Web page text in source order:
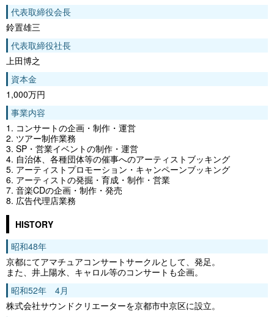
代表取締役会長
鈴置雄三
代表取締役社長
上田博之
資本金
1,000万円
事業内容
コンサートの企画・制作・運営
ツアー制作業務
SP・営業イベントの制作・運営
自治体、各種団体等の催事へのアーティストブッキング
アーティストプロモーション・キャンペーンブッキング
アーティストの発掘・育成・制作・営業
音楽CDの企画・制作・発売
広告代理店業務
HISTORY
昭和48年
京都にてアマチュアコンサートサークルとして、発足。
また、井上陽水、キャロル等のコンサートも企画。
昭和52年 4月
株式会社サウンドクリエーターを京都市中京区に設立。